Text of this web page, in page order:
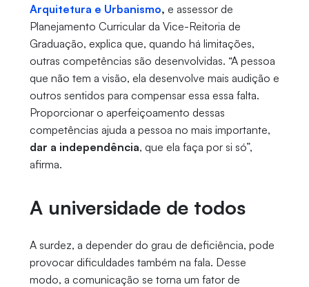
Arquitetura e Urbanismo, e assessor de
Planejamento Curricular da Vice-Reitoria de
Graduação, explica que, quando há limitações,
outras competências são desenvolvidas. “A pessoa
que não tem a visão, ela desenvolve mais audição e
outros sentidos para compensar essa essa falta.
Proporcionar o aperfeiçoamento dessas
competências ajuda a pessoa no mais importante,
dar a independência, que ela faça por si só”,
afirma.
A universidade de todos
A surdez, a depender do grau de deficiência, pode
provocar dificuldades também na fala. Desse
modo, a comunicação se torna um fator de